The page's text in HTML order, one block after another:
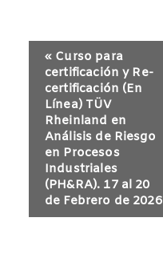
ó
« Curso para
certificación y Re-
certificación (En
Línea) TÜV
Rheinland en
Análisis de Riesgo
en Procesos
Industriales
(PH&RA). 17 al 20
de Febrero de 2026